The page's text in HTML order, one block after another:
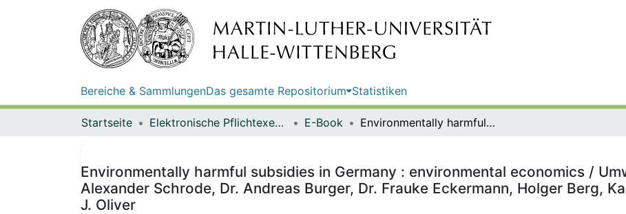
Bereiche & SammlungenDas gesamte Repositorium Statistiken
Startseite Elektronische Pflichtexemplare E-Book Environmentally harmful subsidies in Germany : environmental economics / Umweltbundesamt ; authors: Alexander Schrode, Dr. Andreas Burger, Dr. Frauke Eckermann, Holger Berg, Karen Thiele ; translation: Terence J. Oliver
Environmentally harmful subsidies in Germany : environmental economics /
Alexander Schrode, Dr. Andreas Burger, Dr. Frauke Eckermann, Holger Berg,
J. Oliver